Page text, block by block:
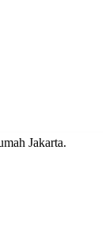
Jakarta.